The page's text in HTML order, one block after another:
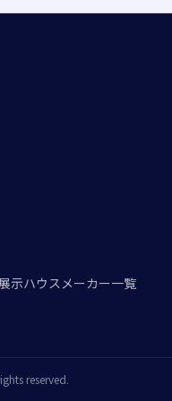
示ハウスメーカー一覧
reserved.